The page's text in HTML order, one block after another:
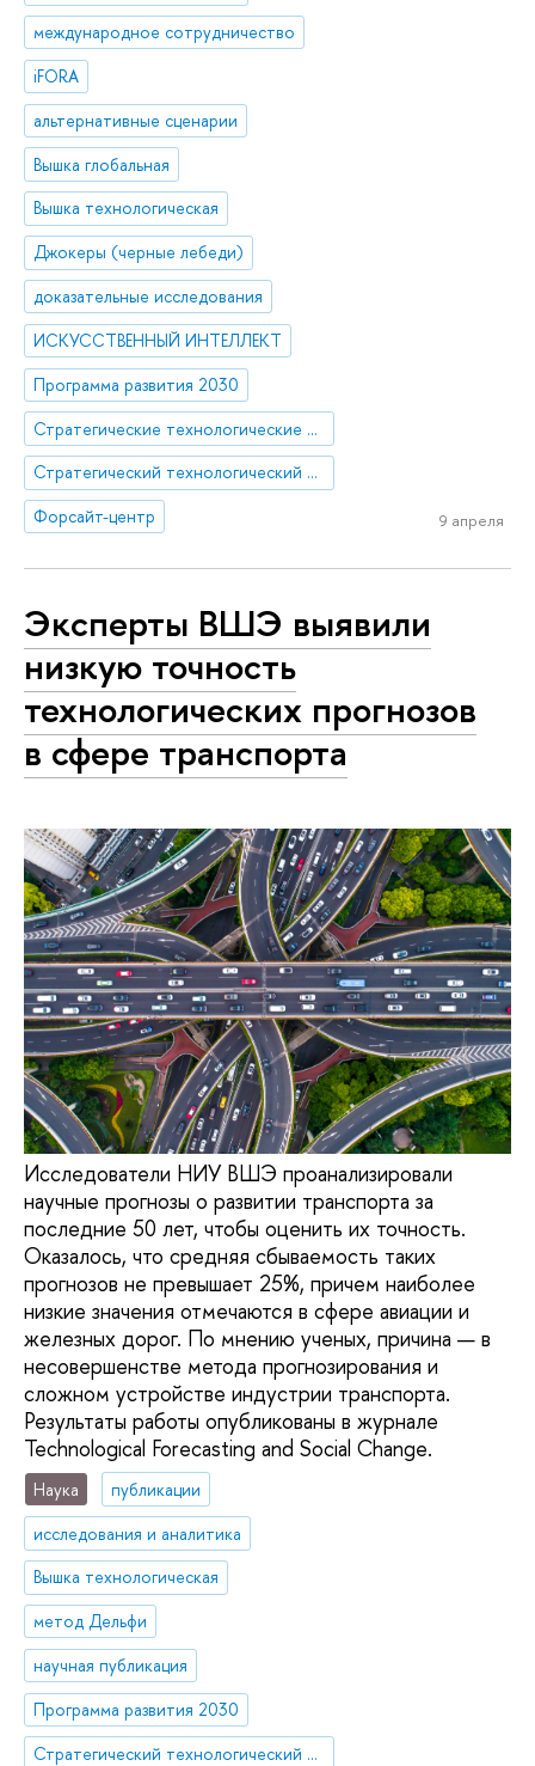
международное сотрудничество
iFORA
альтернативные сценарии
Вышка глобальная
Вышка технологическая
Джокеры (черные лебеди)
доказательные исследования
ИСКУССТВЕННЫЙ ИНТЕЛЛЕКТ
Программа развития 2030
Стратегические технологические проекты
Стратегический технологический проект «Национальный центр социально-экономического и научно-технологического прогнозирования»
Форсайт-центр
9 апреля
Эксперты ВШЭ выявили
низкую точность
технологических прогнозов
в сфере транспорта
Исследователи НИУ ВШЭ проанализировали
научные прогнозы о развитии транспорта за
последние 50 лет, чтобы оценить их точность.
Оказалось, что средняя сбываемость таких
прогнозов не превышает 25%, причем наиболее
низкие значения отмечаются в сфере авиации и
железных дорог. По мнению ученых, причина — в
несовершенстве метода прогнозирования и
сложном устройстве индустрии транспорта.
Результаты работы опубликованы в журнале
Technological Forecasting and Social Change.
Наука
публикации
исследования и аналитика
Вышка технологическая
метод Дельфи
научная публикация
Программа развития 2030
Стратегический технологический проект «Национальный центр социально-экономического и научно-технологического прогнозирования»